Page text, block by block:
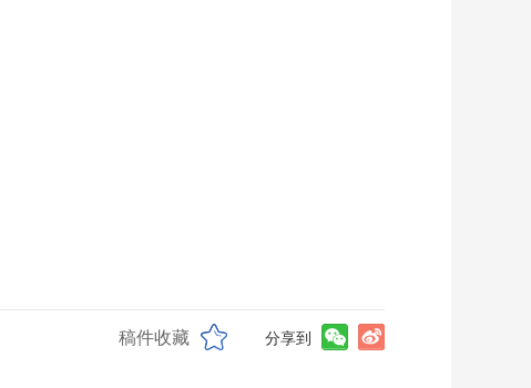
稿件收藏 分享到